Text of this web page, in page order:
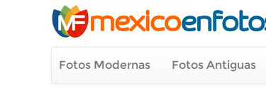
Fotos Modernas Fotos Antiguas